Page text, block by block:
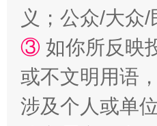
义；公众/大众
③ 如你所反映
或不文明用语
涉及个人或单